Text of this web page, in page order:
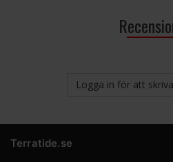
Logga in för att
Terratide.se